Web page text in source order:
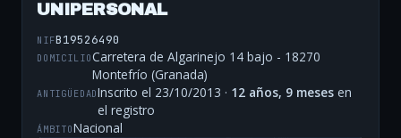
UNIPERSONAL
NIFB19526490
DOMICILIOCarretera de Algarinejo 14 bajo - 18270
Montefrío (Granada)
ANTIGÜEDADInscrito el 23/10/2013 · 12 años, 9 meses en
el registro
ÁMBITONacional